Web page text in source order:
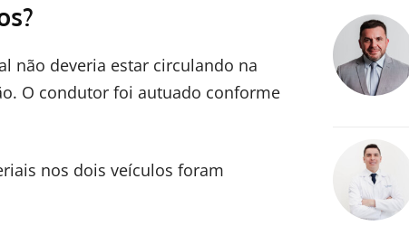
não deveria estar circulando na
O condutor foi autuado conforme
nos dois veículos foram